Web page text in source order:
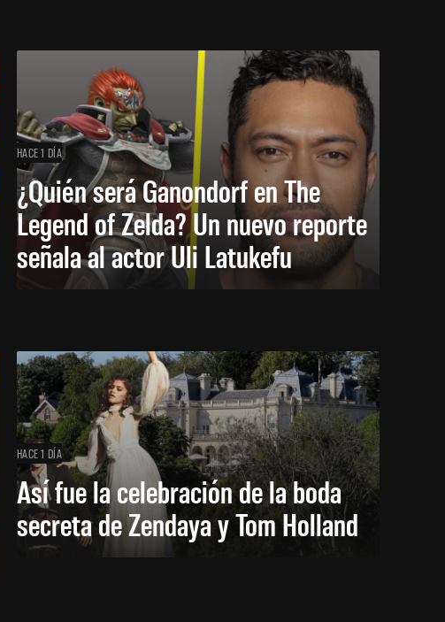
HACE 1 DÍA
¿Quién será Ganondorf en The
Legend of Zelda? Un nuevo reporte
señala al actor Uli Latukefu
HACE 1 DÍA
Así fue la celebración de la boda
secreta de Zendaya y Tom Holland